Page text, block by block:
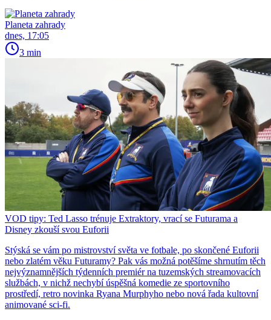
Planeta zahrady
dnes, 17:05
3 min
VOD tipy: Ted Lasso trénuje Extraktory, vrací se Futurama a
Disney zkouší svou Euforii
Stýská se vám po mistrovství světa ve fotbale, po skončené Euforii
nebo zlatém věku Futuramy? Pak vás možná potěšíme shrnutím těch
nejvýznamnějších týdenních premiér na tuzemských streamovacích
službách, v nichž nechybí úspěšná komedie ze sportovního
prostředí, retro novinka Ryana Murphyho nebo nová řada kultovní
animované sci-fi.